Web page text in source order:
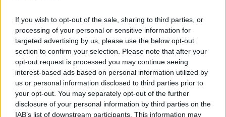
If you wish to opt-out of the sale, sharing to third parties, or
processing of your personal or sensitive information for
targeted advertising by us, please use the below opt-out
section to confirm your selection. Please note that after your
opt-out request is processed you may continue seeing
interest-based ads based on personal information utilized by
us or personal information disclosed to third parties prior to
your opt-out. You may separately opt-out of the further
disclosure of your personal information by third parties on the
IAB’s list of downstream participants. This information may